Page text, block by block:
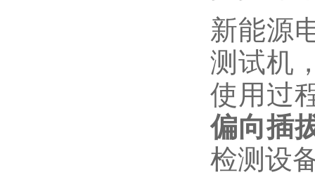
新能源
测试机
使用过
偏向插
检测设